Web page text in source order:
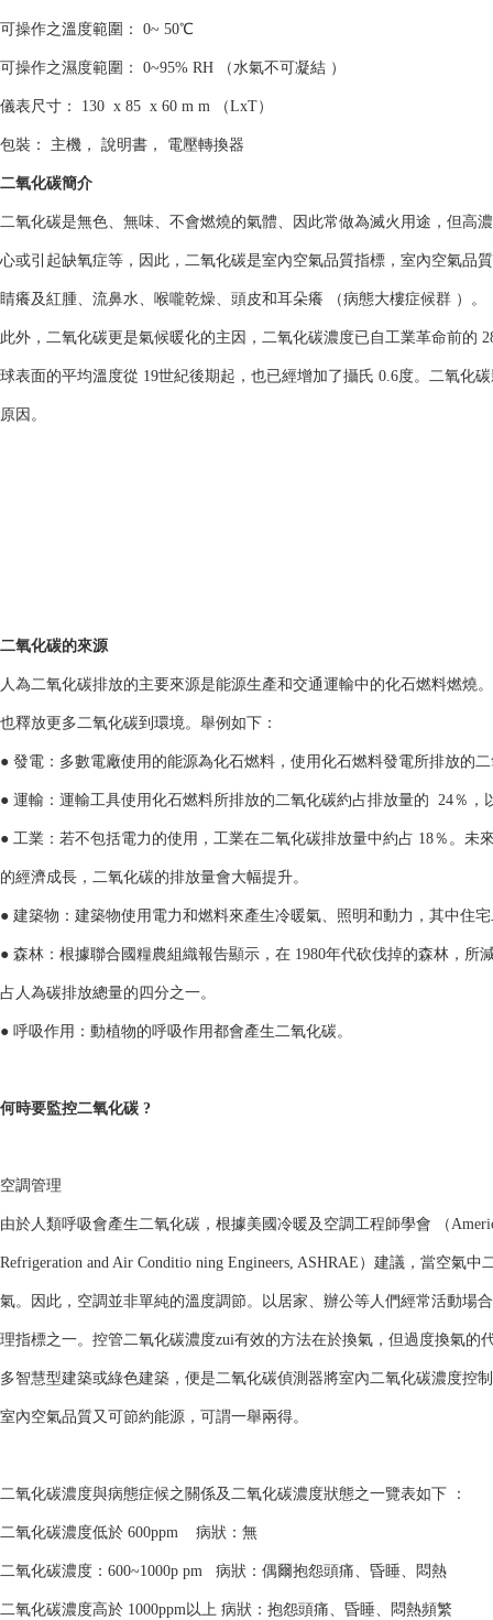
可操作之溫度範圍： 0~ 50℃
可操作之濕度範圍： 0~95% RH （水氣不可凝結 ）
儀表尺寸： 130 x 85 x 60 m m （LxT）
包裝： 主機， 說明書， 電壓轉換器
二氧化碳簡介
二氧化碳是無色、無味、不會燃燒的氣體、因此常做為滅火用途，但高
心或引起缺氧症等，因此，二氧化碳是室內空氣品質指標，室內空氣品
睛癢及紅腫、流鼻水、喉嚨乾燥、頭皮和耳朵癢 （病態大樓症候群 ）。
此外，二氧化碳更是氣候暖化的主因，二氧化碳濃度已自工業革命前的
球表面的平均溫度從 19世紀後期起，也已經增加了攝氏 0.6度。二氧化
原因。
二氧化碳的來源
人為二氧化碳排放的主要來源是能源生產和交通運輸中的化石燃料燃燒
也釋放更多二氧化碳到環境。舉例如下：
● 發電：多數電廠使用的能源為化石燃料，使用化石燃料發電所排放的
● 運輸：運輸工具使用化石燃料所排放的二氧化碳約占排放量的 24％，
● 工業：若不包括電力的使用，工業在二氧化碳排放量中約占 18％。未
的經濟成長，二氧化碳的排放量會大幅提升。
● 建築物：建築物使用電力和燃料來產生冷暖氣、照明和動力，其中住
● 森林：根據聯合國糧農組織報告顯示，在 1980年代砍伐掉的森林，所
占人為碳排放總量的四分之一。
● 呼吸作用：動植物的呼吸作用都會產生二氧化碳。
何時要監控二氧化碳 ?
空調管理
由於人類呼吸會產生二氧化碳，根據美國冷暖及空調工程師學會 （
Refrigeration and Air Conditio ning Engineers, ASHRAE）建議，當空氣
氣。因此，空調並非單純的溫度調節。以居家、辦公等人們經常活動場
理指標之一。控管二氧化碳濃度zui有效的方法在於換氣，但過度換氣的
多智慧型建築或綠色建築，便是二氧化碳偵測器將室內二氧化碳濃度控
室內空氣品質又可節約能源，可謂一舉兩得。
二氧化碳濃度與病態症候之關係及二氧化碳濃度狀態之一覽表如下 ：
二氧化碳濃度低於 600ppm 病狀：無
二氧化碳濃度：600~1000p pm 病狀：偶爾抱怨頭痛、昏睡、悶熱
二氧化碳濃度高於 1000ppm以上 病狀：抱怨頭痛、昏睡、悶熱頻繁